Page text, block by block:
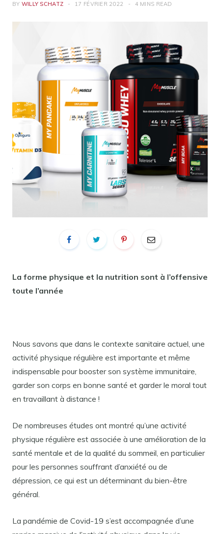
BY WILLY SCHATZ 17 FÉVRIER 2022 4 MINS READ
La forme physique et la nutrition sont à l’offensive
toute l’année
Nous savons que dans le contexte sanitaire actuel, une
activité physique régulière est importante et même
indispensable pour booster son système immunitaire,
garder son corps en bonne santé et garder le moral tout
en travaillant à distance !
De nombreuses études ont montré qu’une activité
physique régulière est associée à une amélioration de la
santé mentale et de la qualité du sommeil, en particulier
pour les personnes souffrant d’anxiété ou de
dépression, ce qui est un déterminant du bien-être
général.
La pandémie de Covid-19 s’est accompagnée d’une